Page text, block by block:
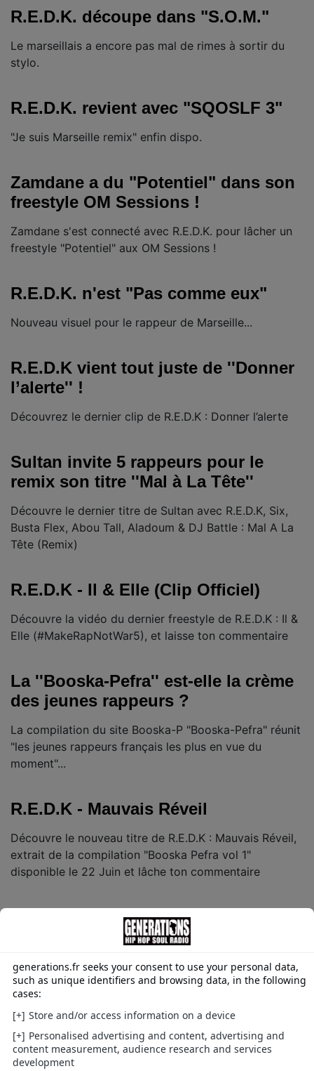
R.E.D.K. découpe dans "S.O.M."
Le marseillais a encore pas mal de rimes à sortir du
stylo.
R.E.D.K. revient avec "SQOSLF 3"
"Je suis Marseille remix" enfin dispo.
Zamdane a du "Potentiel" dans son
freestyle OM Sessions !
Zamdane s'est connecté avec R.E.D.K. pour lâcher un
freestyle "Potentiel" aux OM Sessions !
R.E.D.K. n'est "Pas comme eux"
Nouveau visuel pour le rappeur de Marseille...
R.E.D.K vient tout juste de ''Donner
l’alerte'' !
Découvrez le dernier clip de R.E.D.K : Donner l’alerte
Sultan invite 5 rappeurs pour le
remix son titre ''Mal à La Tête''
Découvre le dernier titre de Sultan avec R.E.D.K, Six,
Busta Flex, Abou Tall, Aladoum & DJ Battle : Mal A La
Tête (Remix)
R.E.D.K - Il & Elle (Clip Officiel)
Découvre la vidéo du dernier freestyle de R.E.D.K : Il &
Elle (#MakeRapNotWar5), et laisse ton commentaire
La ''Booska-Pefra'' est-elle la crème
des jeunes rappeurs ?
La compilation du site Booska-P "Booska-Pefra" réunit
"les jeunes rappeurs français les plus en vue du
moment"...
R.E.D.K - Mauvais Réveil
Découvre le nouveau titre de R.E.D.K : Mauvais Réveil,
extrait de la compilation "Booska Pefra vol 1"
disponible le 22 Juin et lâche ton commentaire
Black Brut ft S-Pi, R.E.D.K, Ol
Kainry & Amy - CDC Remix (Clip
En attendant la sortie de l'album "Mr Eow" pour le 1er
R.E.D.K, Ol Kainry & Amy : CDC Remix, et laisse ton
commentaire